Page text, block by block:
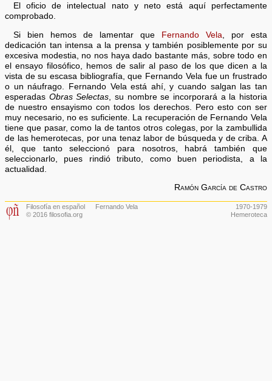
El oficio de intelectual nato y neto está aquí perfectamente
comprobado.
Si bien hemos de lamentar que Fernando Vela , por esta
dedicación tan intensa a la prensa y también posiblemente por su
excesiva modestia, no nos haya dado bastante más, sobre todo en
el ensayo filosófico, hemos de salir al paso de los que dicen a la
vista de su escasa bibliografía, que Fernando Vela fue un frustrado
o un náufrago. Fernando Vela está ahí, y cuando salgan las tan
esperadas Obras Selectas , su nombre se incorporará a la historia
de nuestro ensayismo con todos los derechos. Pero esto con ser
muy necesario, no es suficiente. La recuperación de Fernando Vela
tiene que pasar, como la de tantos otros colegas, por la zambullida
de las hemerotecas, por una tenaz labor de búsqueda y de criba. A
él, que tanto seleccionó para nosotros, habrá también que
seleccionarlo, pues rindió tributo, como buen periodista, a la
actualidad.
Ramón García de Castro
Filosofía en español
© 2016 filosofia.org
Fernando Vela
1970-1979
Hemeroteca